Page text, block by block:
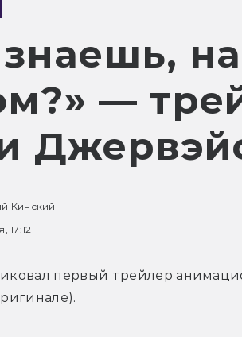
—
Кинский
17:12
первый трейлер